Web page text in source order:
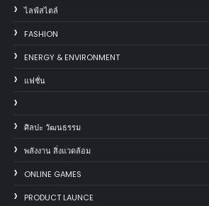
ไลฟ์สไตล์
FASHION
ENERGY & ENVIRONMENT
แฟชั่น
ศิลปะ วัฒนธรรม
พลังงาน สิ่งแวดล้อม
ONLINE GAMES
PRODUCT LAUNCE